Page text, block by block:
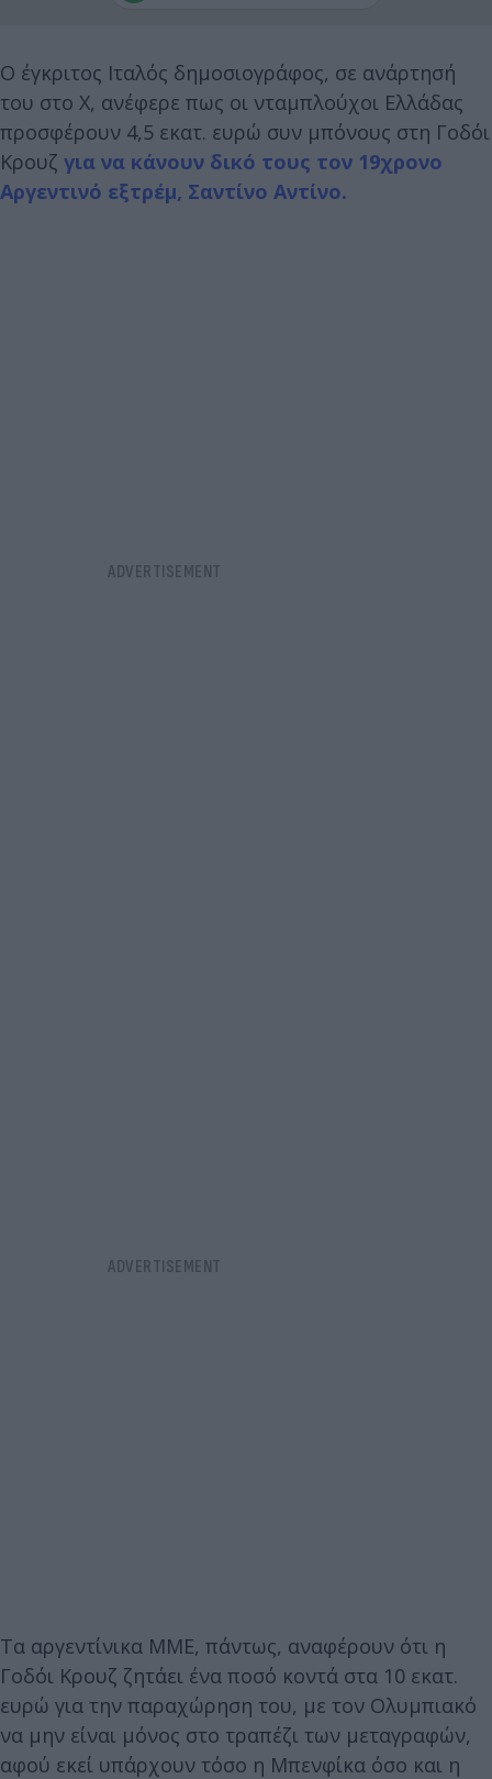
Ο έγκριτος Ιταλός δημοσιογράφος, σε ανάρτησή
του στο Χ, ανέφερε πως οι νταμπλούχοι Ελλάδας
προσφέρουν 4,5 εκατ. ευρώ συν μπόνους στη Γοδόι
Κρουζ για να κάνουν δικό τους τον 19χρονο
Αργεντινό εξτρέμ, Σαντίνο Αντίνο.
Τα αργεντίνικα ΜΜΕ, πάντως, αναφέρουν ότι η
Γοδόι Κρουζ ζητάει ένα ποσό κοντά στα 10 εκατ.
ευρώ για την παραχώρηση του, με τον Ολυμπιακό
να μην είναι μόνος στο τραπέζι των μεταγραφών,
αφού εκεί υπάρχουν τόσο η Μπενφίκα όσο και η